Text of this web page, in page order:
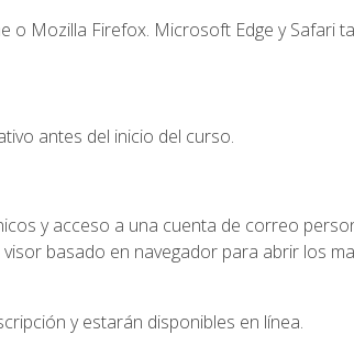
o Mozilla Firefox. Microsoft Edge y Safari
antes del inicio del curso.
y acceso a una cuenta de correo
basado en navegador para abrir los
y estarán disponibles en línea.